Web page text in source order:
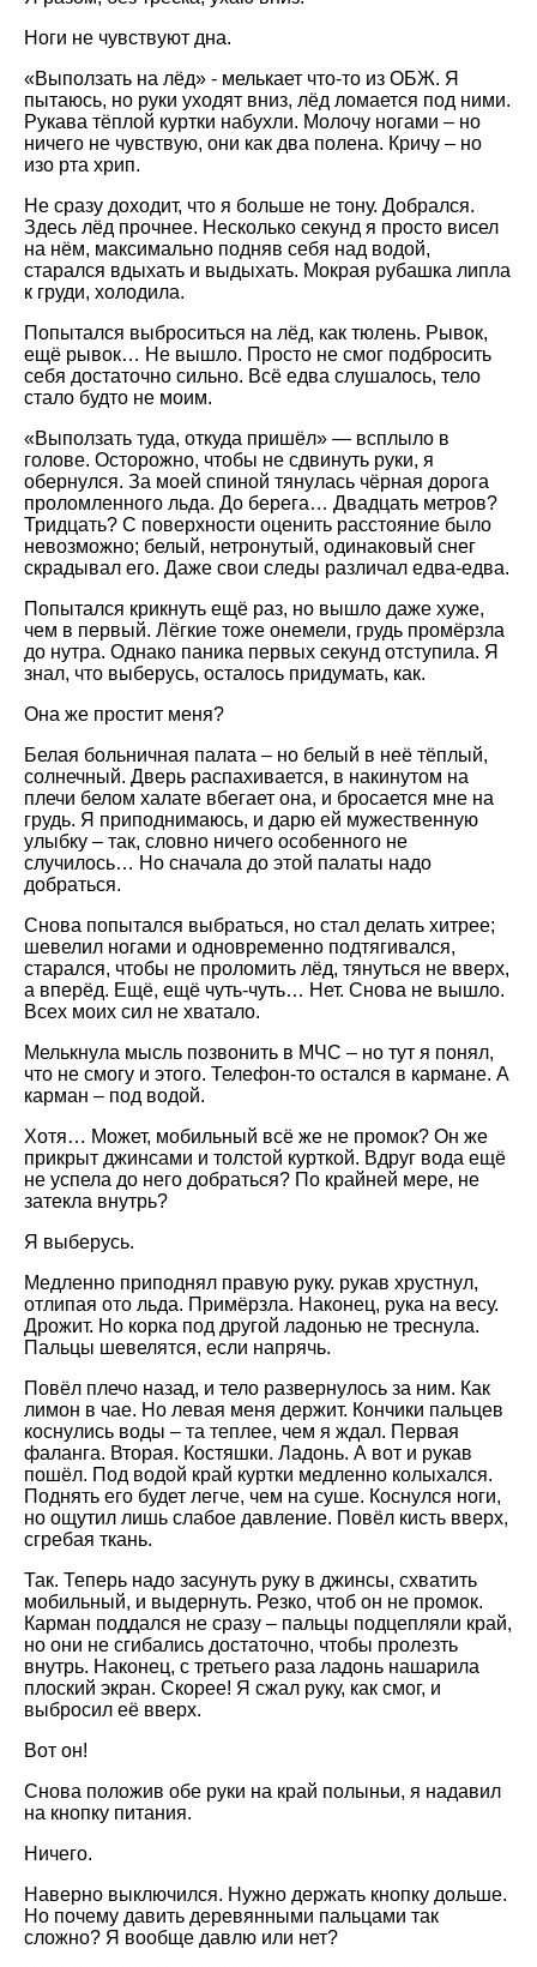
Ноги не чувствуют дна.
«Выползать на лёд» - мелькает что-то из ОБЖ. Я
пытаюсь, но руки уходят вниз, лёд ломается под ними.
Рукава тёплой куртки набухли. Молочу ногами – но
ничего не чувствую, они как два полена. Кричу – но
изо рта хрип.
Не сразу доходит, что я больше не тону. Добрался.
Здесь лёд прочнее. Несколько секунд я просто висел
на нём, максимально подняв себя над водой,
старался вдыхать и выдыхать. Мокрая рубашка липла
к груди, холодила.
Попытался выброситься на лёд, как тюлень. Рывок,
ещё рывок… Не вышло. Просто не смог подбросить
себя достаточно сильно. Всё едва слушалось, тело
стало будто не моим.
«Выползать туда, откуда пришёл» — всплыло в
голове. Осторожно, чтобы не сдвинуть руки, я
обернулся. За моей спиной тянулась чёрная дорога
проломленного льда. До берега… Двадцать метров?
Тридцать? С поверхности оценить расстояние было
невозможно; белый, нетронутый, одинаковый снег
скрадывал его. Даже свои следы различал едва-едва.
Попытался крикнуть ещё раз, но вышло даже хуже,
чем в первый. Лёгкие тоже онемели, грудь промёрзла
до нутра. Однако паника первых секунд отступила. Я
знал, что выберусь, осталось придумать, как.
Она же простит меня?
Белая больничная палата – но белый в неё тёплый,
солнечный. Дверь распахивается, в накинутом на
плечи белом халате вбегает она, и бросается мне на
грудь. Я приподнимаюсь, и дарю ей мужественную
улыбку – так, словно ничего особенного не
случилось… Но сначала до этой палаты надо
добраться.
Снова попытался выбраться, но стал делать хитрее;
шевелил ногами и одновременно подтягивался,
старался, чтобы не проломить лёд, тянуться не вверх,
а вперёд. Ещё, ещё чуть-чуть… Нет. Снова не вышло.
Всех моих сил не хватало.
Мелькнула мысль позвонить в МЧС – но тут я понял,
что не смогу и этого. Телефон-то остался в кармане. А
карман – под водой.
Хотя… Может, мобильный всё же не промок? Он же
прикрыт джинсами и толстой курткой. Вдруг вода ещё
не успела до него добраться? По крайней мере, не
затекла внутрь?
Я выберусь.
Медленно приподнял правую руку. рукав хрустнул,
отлипая ото льда. Примёрзла. Наконец, рука на весу.
Дрожит. Но корка под другой ладонью не треснула.
Пальцы шевелятся, если напрячь.
Повёл плечо назад, и тело развернулось за ним. Как
лимон в чае. Но левая меня держит. Кончики пальцев
коснулись воды – та теплее, чем я ждал. Первая
фаланга. Вторая. Костяшки. Ладонь. А вот и рукав
пошёл. Под водой край куртки медленно колыхался.
Поднять его будет легче, чем на суше. Коснулся ноги,
но ощутил лишь слабое давление. Повёл кисть вверх,
сгребая ткань.
Так. Теперь надо засунуть руку в джинсы, схватить
мобильный, и выдернуть. Резко, чтоб он не промок.
Карман поддался не сразу – пальцы подцепляли край,
но они не сгибались достаточно, чтобы пролезть
внутрь. Наконец, с третьего раза ладонь нашарила
плоский экран. Скорее! Я сжал руку, как смог, и
выбросил её вверх.
Вот он!
Снова положив обе руки на край полыньи, я надавил
на кнопку питания.
Ничего.
Наверно выключился. Нужно держать кнопку дольше.
Но почему давить деревянными пальцами так
сложно? Я вообще давлю или нет?